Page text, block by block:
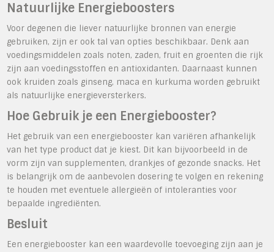
Natuurlijke Energieboosters
Voor degenen die liever natuurlijke bronnen van energie
gebruiken, zijn er ook tal van opties beschikbaar. Denk aan
voedingsmiddelen zoals noten, zaden, fruit en groenten die rijk
zijn aan voedingsstoffen en antioxidanten. Daarnaast kunnen
ook kruiden zoals ginseng, maca en kurkuma worden gebruikt
als natuurlijke energieversterkers.
Hoe Gebruik je een Energiebooster?
Het gebruik van een energiebooster kan variëren afhankelijk
van het type product dat je kiest. Dit kan bijvoorbeeld in de
vorm zijn van supplementen, drankjes of gezonde snacks. Het
is belangrijk om de aanbevolen dosering te volgen en rekening
te houden met eventuele allergieën of intoleranties voor
bepaalde ingrediënten.
Besluit
Een energiebooster kan een waardevolle toevoeging zijn aan je